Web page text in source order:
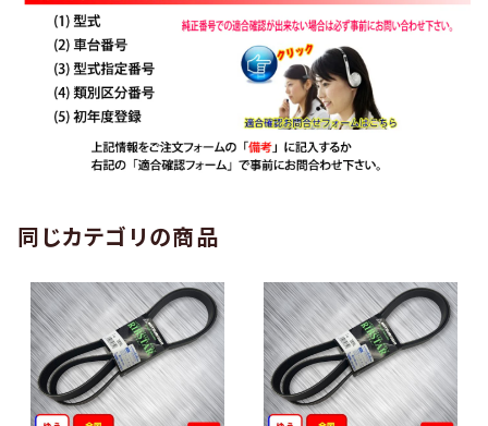
同じカテゴリの商品